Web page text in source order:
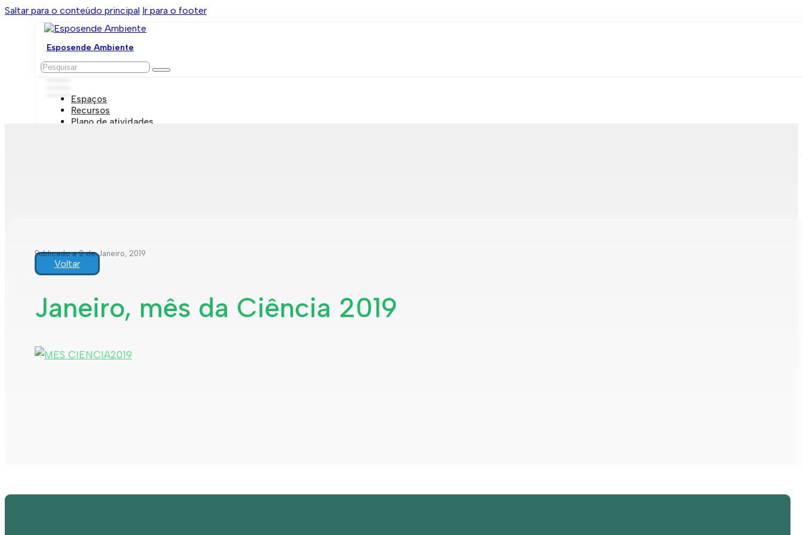
Saltar para o conteúdo principal Ir para o footer
Esposende Ambiente
Pesquisar
Espaços
Recursos
Plano de atividades
Publicado a 2 de Janeiro, 2019
Voltar
Janeiro, mês da Ciência 2019